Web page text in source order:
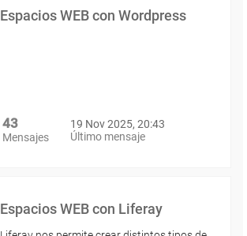
Espacios WEB con Wordpress
43
Mensajes
19 Nov 2025, 20:43
Último mensaje
Espacios WEB con Liferay